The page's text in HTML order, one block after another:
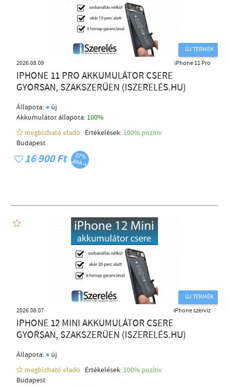
ÚJ TERMÉK
2026.08.09
iPhone 11 Pro
IPHONE 11 PRO AKKUMULÁTOR CSERE
GYORSAN, SZAKSZERŰEN (ISZERELÉS.HU)
Állapota: ● új
Akkumulátor állapota: 100%
megbízható eladó
Értékelések: 100% pozítiv
Budapest
16 900 Ft
ÚJ TERMÉK
2026.08.07
iPhone szerviz
IPHONE 12 MINI AKKUMULÁTOR CSERE
GYORSAN, SZAKSZERŰEN (ISZERELÉS.HU)
Állapota: ● új
megbízható eladó
Értékelések: 100% pozítiv
Budapest